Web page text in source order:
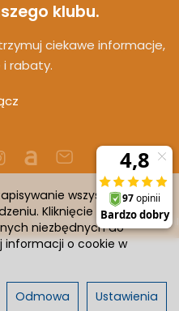
klubu.
ciekawe informacje,
rabaty.
Sklep internetowy SOTESHOP AI
wszystkich
Kliknięcie “Odmowa”
niezbędnych do
informacji o cookie w
Ustawienia
Odmowa